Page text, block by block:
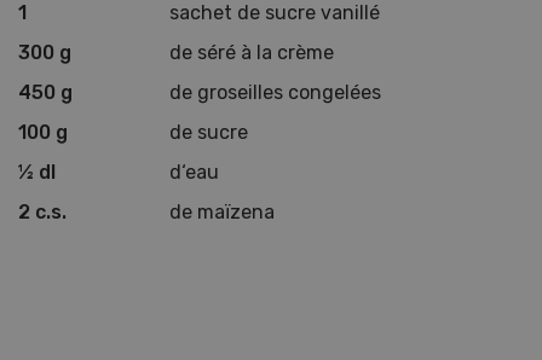
1
sachet de sucre vanillé
300 g
de séré à la crème
450 g
de groseilles congelées
100 g
de sucre
½ dl
d‘eau
2 c.s.
de maïzena